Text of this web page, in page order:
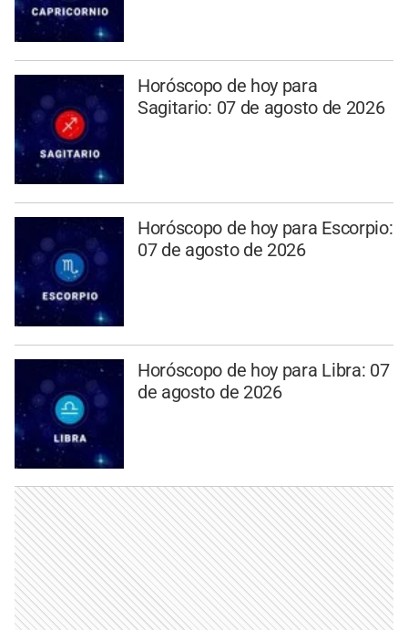
Horóscopo de hoy para
Sagitario: 07 de agosto de 2026
Horóscopo de hoy para Escorpio:
07 de agosto de 2026
Horóscopo de hoy para Libra: 07
de agosto de 2026